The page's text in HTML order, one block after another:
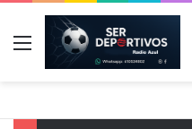
Menú